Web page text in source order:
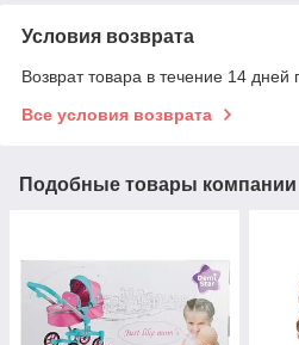
Условия возврата
Возврат товара в течение 14 дней
Все условия возврата
Подобные товары компании